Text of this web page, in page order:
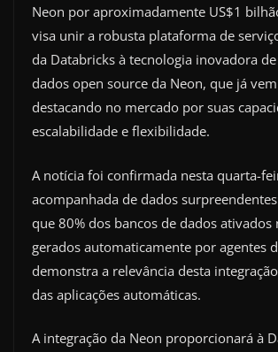
Neon por aproximadamente US$1
visa unir a robusta plataforma de
da Databricks à tecnologia inovadora
dados open source da Neon, que já
destacando no mercado por suas
escalabilidade e flexibilidade.
A notícia foi confirmada nesta quarta-
acompanhada de dados
que 80% dos bancos de dados ativados
gerados automaticamente por agentes
demonstra a relevância desta
das aplicações automáticas.
A integração da Neon proporcionará à